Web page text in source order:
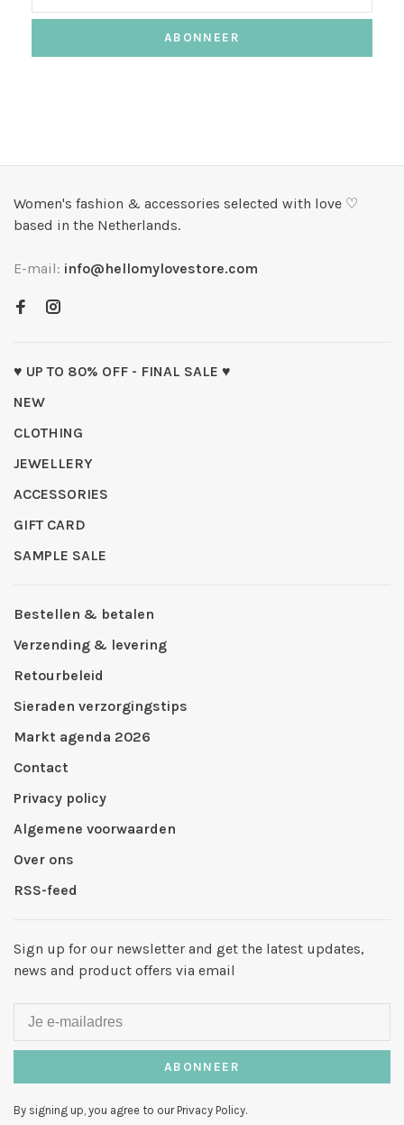
ABONNEER
Women's fashion & accessories selected with love ♡
based in the Netherlands.
E-mail: info@hellomylovestore.com
♥ UP TO 80% OFF - FINAL SALE ♥
NEW
CLOTHING
JEWELLERY
ACCESSORIES
GIFT CARD
SAMPLE SALE
Bestellen & betalen
Verzending & levering
Retourbeleid
Sieraden verzorgingstips
Markt agenda 2026
Contact
Privacy policy
Algemene voorwaarden
Over ons
RSS-feed
Sign up for our newsletter and get the latest updates,
news and product offers via email
ABONNEER
By signing up, you agree to our Privacy Policy.